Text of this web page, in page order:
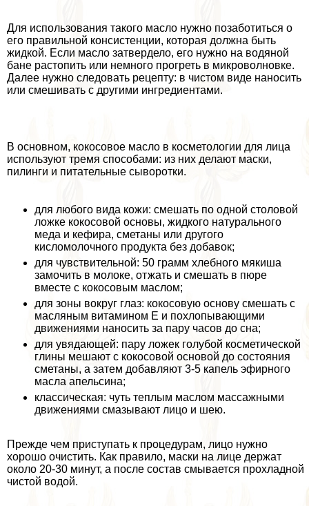
Для использования такого масло нужно позаботиться о
его правильной консистенции, которая должна быть
жидкой. Если масло затвердело, его нужно на водяной
бане растопить или немного прогреть в микроволновке.
Далее нужно следовать рецепту: в чистом виде наносить
или смешивать с другими ингредиентами.
В основном, кокосовое масло в косметологии для лица
используют тремя способами: из них делают маски,
пилинги и питательные сыворотки.
для любого вида кожи: смешать по одной столовой
ложке кокосовой основы, жидкого натурального
меда и кефира, сметаны или другого
кисломолочного продукта без добавок;
для чувствительной: 50 грамм хлебного мякиша
замочить в молоке, отжать и смешать в пюре
вместе с кокосовым маслом;
для зоны вокруг глаз: кокосовую основу смешать с
масляным витамином Е и похлопывающими
движениями наносить за пару часов до сна;
для увядающей: пару ложек гoлyбой косметической
глины мешают с кокосовой основой до состояния
сметаны, а затем добавляют 3-5 капель эфирного
масла апельсина;
классическая: чуть теплым маслом массажными
движениями смазывают лицо и шею.
Прежде чем приступать к процедypaм, лицо нужно
хорошо очистить. Как правило, маски на лице держат
около 20-30 минут, а после состав смывается прохладной
чистой водой.